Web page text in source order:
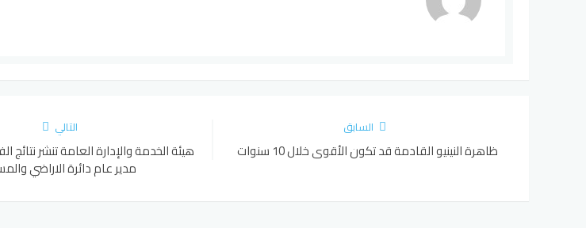
السابق
ظاهرة النينيو القادمة قد تكون الأقوى خلال 10 سنوات
التالي
هيئة الخدمة والإدارة العامة تنشر نتائج
مدير عام دائرة الاراضي